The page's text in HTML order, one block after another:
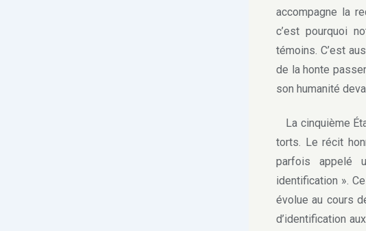
accompagne la
c’est pourquoi
témoins. C’est
de la honte
son humanité
La cinquième
torts. Le récit
parfois appelé
identification ».
évolue au cours
d’identification